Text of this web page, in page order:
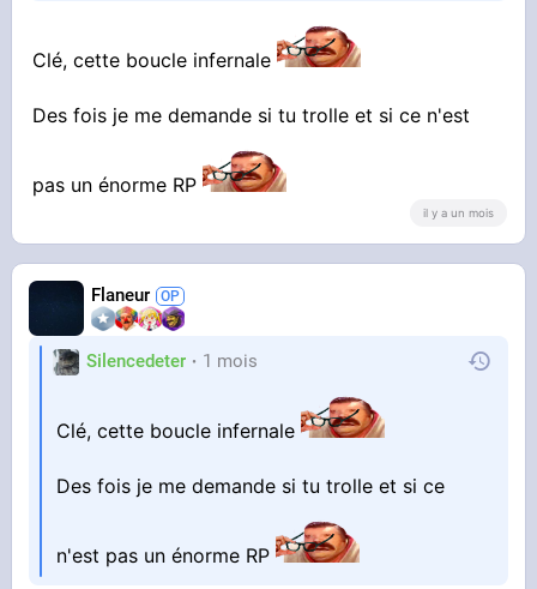
Puis je lui dis :
- T'as pas besoin de me répondre en parlant
"Shut up"
- Tu crois que je vais tolérer ça longtemps ? Tu
"Stop talking I am working !!!"
Jamais tranquille, putain. Je lui donne une pizza
gratuite que j'ai faite moi même durant mon
Clé, cette boucle infernale
Des fois je me demande si tu trolle et si ce n'est
pas un énorme RP
il y a un mois
Flaneur
Silencedeter 1 mois
Clé, cette boucle infernale
Des fois je me demande si tu trolle et si ce
n'est pas un énorme RP